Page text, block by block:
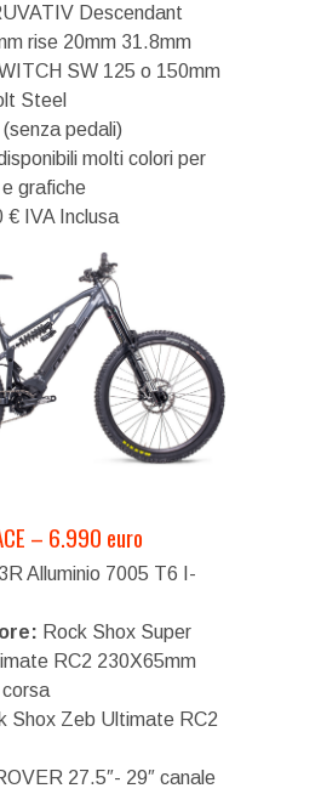
Descendant
rise 20mm 31.8mm
SW 125 o 150mm
Steel
pedali)
molti colori per
grafiche
€ IVA Inclusa
– 6.990 euro
Alluminio 7005 T6 I-
Rock Shox Super
RC2 230X65mm
Shox Zeb Ultimate RC2
27.5″- 29″ canale